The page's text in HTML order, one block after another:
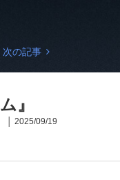
次の記事
』
2025/09/19